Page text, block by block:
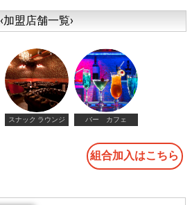
‹加盟店舗一覧›
スナック ラウンジ バー カフェ
組合加入はこちら